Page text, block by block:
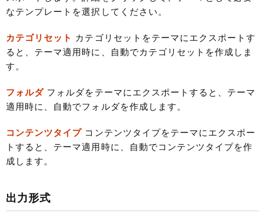
なテンプレートを選択してください。
カテゴリセット
カテゴリセットをテーマにエクスポートす
ると、テーマ適用時に、自動でカテゴリセットを作成しま
す。
フォルダ フォルダをテーマにエクスポートすると、テーマ
適用時に、自動でフォルダを作成します。
コンテンツタイプ コンテンツタイプをテーマにエクスポー
トすると、テーマ適用時に、自動でコンテンツタイプを作
成します。
出力形式